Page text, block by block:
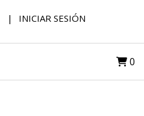
INICIAR SESIÓN
0